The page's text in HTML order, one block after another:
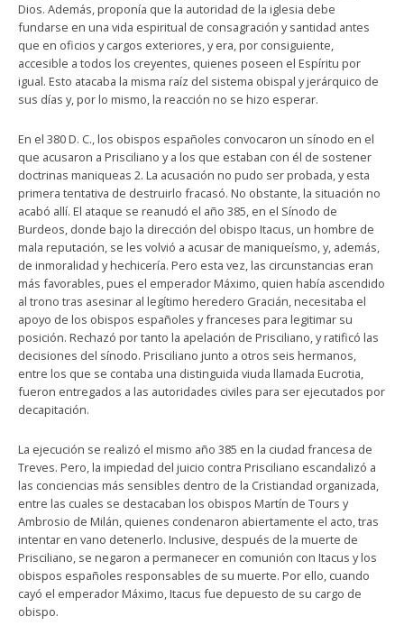
Dios. Además, proponía que la autoridad de la iglesia debe
fundarse en una vida espiritual de consagración y santidad antes
que en oficios y cargos exteriores, y era, por consiguiente,
accesible a todos los creyentes, quienes poseen el Espíritu por
igual. Esto atacaba la misma raíz del sistema obispal y jerárquico de
sus días y, por lo mismo, la reacción no se hizo esperar.
En el 380 D. C., los obispos españoles convocaron un sínodo en el
que acusaron a Prisciliano y a los que estaban con él de sostener
doctrinas maniqueas 2. La acusación no pudo ser probada, y esta
primera tentativa de destruirlo fracasó. No obstante, la situación no
acabó allí. El ataque se reanudó el año 385, en el Sínodo de
Burdeos, donde bajo la dirección del obispo Itacus, un hombre de
mala reputación, se les volvió a acusar de maniqueísmo, y, además,
de inmoralidad y hechicería. Pero esta vez, las circunstancias eran
más favorables, pues el emperador Máximo, quien había ascendido
al trono tras asesinar al legítimo heredero Gracián, necesitaba el
apoyo de los obispos españoles y franceses para legitimar su
posición. Rechazó por tanto la apelación de Prisciliano, y ratificó las
decisiones del sínodo. Prisciliano junto a otros seis hermanos,
entre los que se contaba una distinguida viuda llamada Eucrotia,
fueron entregados a las autoridades civiles para ser ejecutados por
decapitación.
La ejecución se realizó el mismo año 385 en la ciudad francesa de
Treves. Pero, la impiedad del juicio contra Prisciliano escandalizó a
las conciencias más sensibles dentro de la Cristiandad organizada,
entre las cuales se destacaban los obispos Martín de Tours y
Ambrosio de Milán, quienes condenaron abiertamente el acto, tras
intentar en vano detenerlo. Inclusive, después de la muerte de
Prisciliano, se negaron a permanecer en comunión con Itacus y los
obispos españoles responsables de su muerte. Por ello, cuando
cayó el emperador Máximo, Itacus fue depuesto de su cargo de
obispo.